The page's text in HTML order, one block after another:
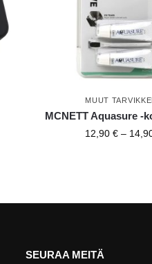
MUUT
MCNETT Aquasure -
12,90 € –
SEURAA MEITÄ